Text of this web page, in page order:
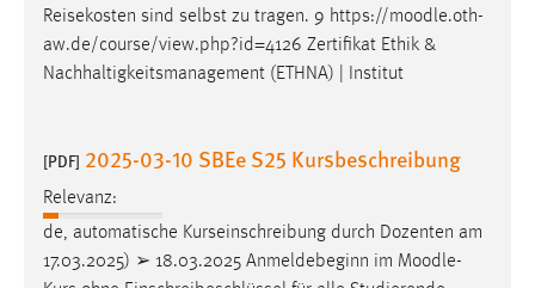
Reisekosten sind selbst zu tragen. 9 https://moodle.oth-
aw.de/course/view.php?id=4126 Zertifikat Ethik &
Nachhaltigkeitsmanagement (ETHNA) | Institut
[PDF] 2025-03-10 SBEe S25 Kursbeschreibung
Relevanz:
de, automatische Kurseinschreibung durch Dozenten am
17.03.2025) ➢ 18.03.2025 Anmeldebeginn im Moodle-
Sie tun dies, indem sie Besucher über Websites
hinweg verfolgen.
_gcl_au
Google Ireland Limited